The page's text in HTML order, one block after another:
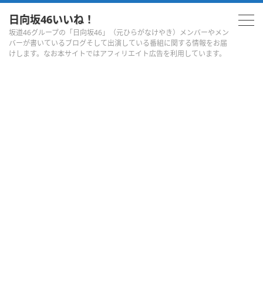
日向坂46いいね！
坂道46グループの「日向坂46」（元ひらがなけやき）メンバーやメン
バーが書いているブログそして出演している番組に関する情報をお届
けします。なお本サイトではアフィリエイト広告を利用しています。